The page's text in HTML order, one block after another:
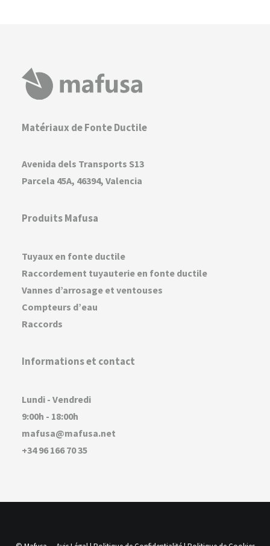
Matériaux de Fonte Ductile
Avenida dels Transports S13
Parcela 45A, 46394, Valencia
Produits Mafusa
Tuyaux en fonte ductile
Raccordement tuyauterie en fonte ductile
Vannes d’arrosage et ventouses
Compteurs d’eau
Raccords
Informations et contact
Lundi - Vendredi
9:00h - 18:00h
mafusa@mafusa.net
+34 96 166 70 35